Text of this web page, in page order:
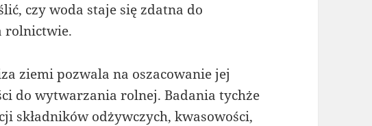
czy woda staje się zdatna do
rolnictwie.
ziemi pozwala na oszacowanie jej
do wytwarzania rolnej. Badania tychże
składników odżywczych, kwasowości,